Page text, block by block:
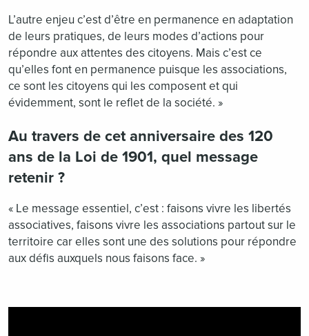
L’autre enjeu c’est d’être en permanence en adaptation
de leurs pratiques, de leurs modes d’actions pour
répondre aux attentes des citoyens. Mais c’est ce
qu’elles font en permanence puisque les associations,
ce sont les citoyens qui les composent et qui
évidemment, sont le reflet de la société. »
Au travers de cet anniversaire des 120
ans de la Loi de 1901, quel message
retenir ?
« Le message essentiel, c’est : faisons vivre les libertés
associatives, faisons vivre les associations partout sur le
territoire car elles sont une des solutions pour répondre
aux défis auxquels nous faisons face. »